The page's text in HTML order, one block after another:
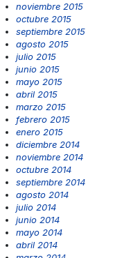
noviembre 2015
octubre 2015
septiembre 2015
agosto 2015
julio 2015
junio 2015
mayo 2015
abril 2015
marzo 2015
febrero 2015
enero 2015
diciembre 2014
noviembre 2014
octubre 2014
septiembre 2014
agosto 2014
julio 2014
junio 2014
mayo 2014
abril 2014